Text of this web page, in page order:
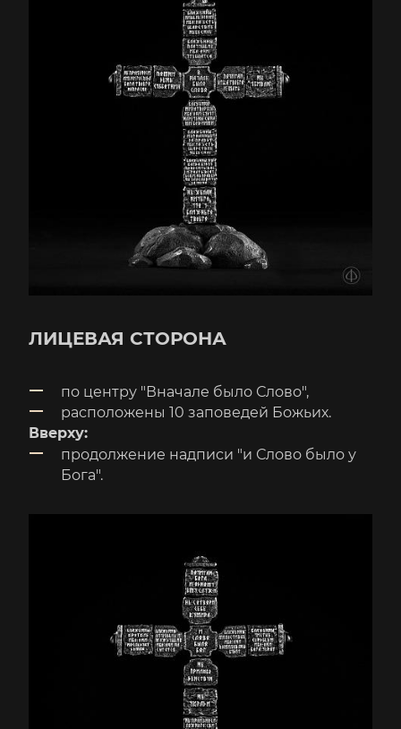
ЛИЦЕВАЯ СТОРОНА
по центру "Вначале было Слово",
расположены 10 заповедей Божьих.
Вверху:
продолжение надписи "и Слово было у
Бога".